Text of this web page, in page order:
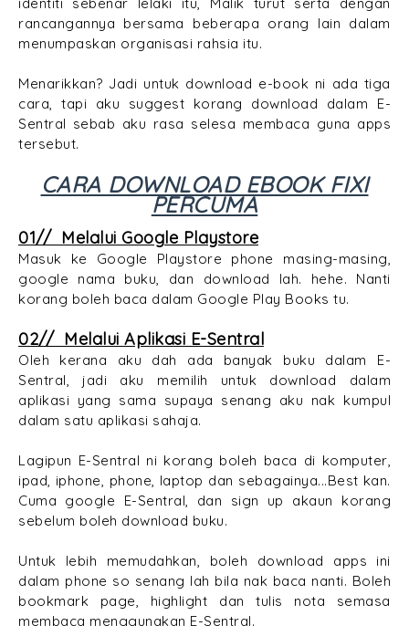
rancangannya bersama beberapa orang lain dalam
menumpaskan organisasi rahsia itu.
Menarikkan? Jadi untuk download e-book ni ada tiga
cara, tapi aku suggest korang download dalam E-
Sentral sebab aku rasa selesa membaca guna apps
tersebut.
CARA DOWNLOAD EBOOK FIXI
PERCUMA
01// Melalui Google Playstore
Masuk ke Google Playstore phone masing-masing,
google nama buku, dan download lah. hehe. Nanti
korang boleh baca dalam Google Play Books tu.
02// Melalui Aplikasi E-Sentral
Oleh kerana aku dah ada banyak buku dalam E-
Sentral, jadi aku memilih untuk download dalam
aplikasi yang sama supaya senang aku nak kumpul
dalam satu aplikasi sahaja.
Lagipun E-Sentral ni korang boleh baca di komputer,
ipad, iphone, phone, laptop dan sebagainya...Best kan.
Cuma google E-Sentral, dan sign up akaun korang
sebelum boleh download buku.
Untuk lebih memudahkan, boleh download apps ini
dalam phone so senang lah bila nak baca nanti. Boleh
bookmark page, highlight dan tulis nota semasa
membaca menggunakan E-Sentral.